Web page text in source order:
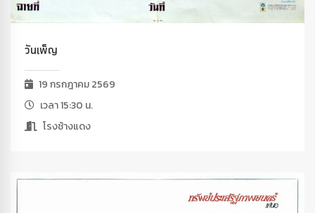
วันเพ็ญ
19 กรกฎาคม 2569
เวลา 15:30 น.
โรงช้างแดง